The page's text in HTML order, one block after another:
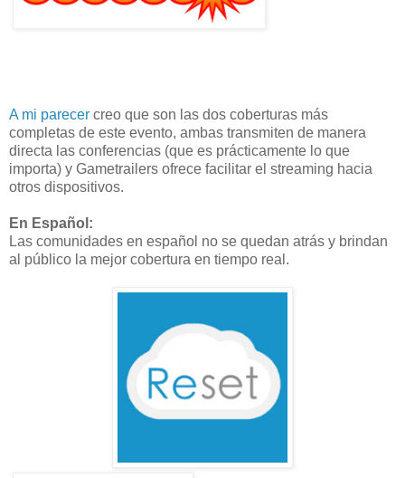
A mi parecer creo que son las dos coberturas más
completas de este evento, ambas transmiten de manera
directa las conferencias (que es prácticamente lo que
importa) y Gametrailers ofrece facilitar el streaming hacia
otros dispositivos.
En Español:
Las comunidades en español no se quedan atrás y brindan
al público la mejor cobertura en tiempo real.